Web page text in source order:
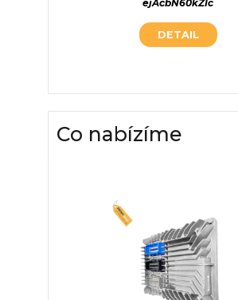
ejAcbN60kZIc
DETAIL
Co nabízíme